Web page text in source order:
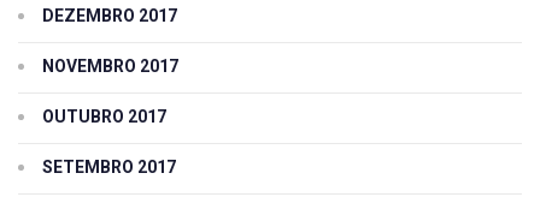
DEZEMBRO 2017
NOVEMBRO 2017
OUTUBRO 2017
SETEMBRO 2017